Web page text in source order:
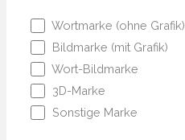
Wortmarke (ohne Grafik)
Bildmarke (mit Grafik)
Wort-Bildmarke
3D-Marke
Sonstige Marke